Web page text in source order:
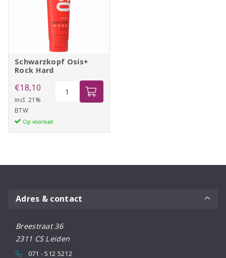
Schwarzkopf Osis+
Rock Hard
€18,10
incl. 21%
BTW
Op voorraad
Schwarzkopf
Adres & contact
Breestraat 36
2311 CS Leiden
071 - 512 5212